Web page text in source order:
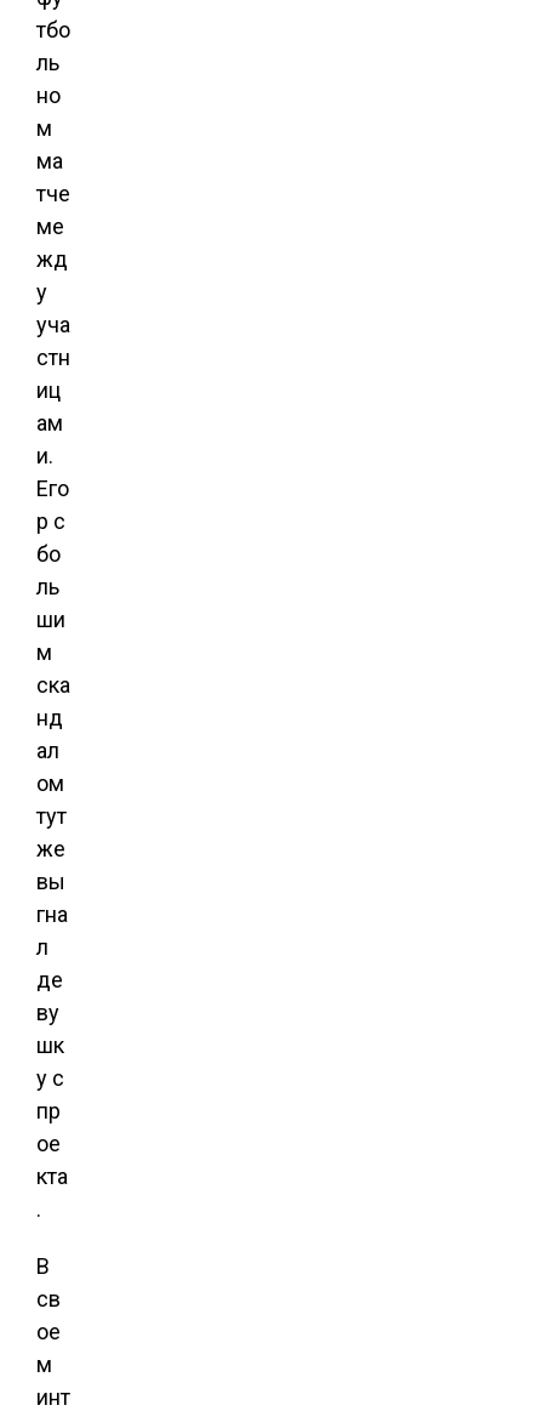
тбо
ль
но
м
ма
тче
ме
жд
у
уча
стн
иц
ам
и.
Его
р с
бо
ль
ши
м
ска
нд
ал
ом
тут
же
вы
гна
л
де
ву
шк
у с
пр
ое
кта
.
В
св
ое
м
инт